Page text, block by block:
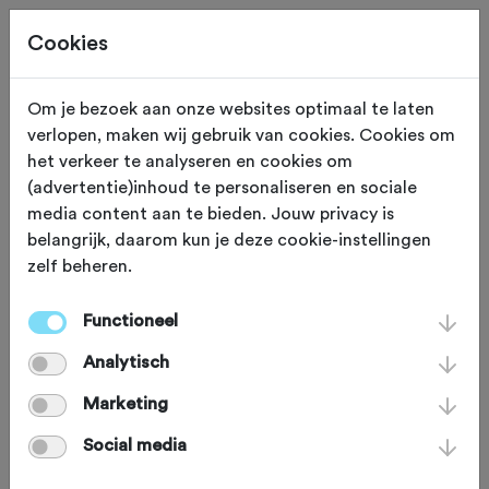
TOERTOCHTEN Gewijzigd op 16 april 2025
Deze 5 tochten mag je
niet missen, van de
Ronde van Nijmegen
en de Classico Ride tot
de Harbour Tour
Cookies
Om je bezoek aan onze websites optimaal te laten
verlopen, maken wij gebruik van cookies. Cookies om
het verkeer te analyseren en cookies om
(advertentie)inhoud te personaliseren en sociale
media content aan te bieden. Jouw privacy is
belangrijk, daarom kun je deze cookie-instellingen
zelf beheren.
Functioneel
Analytisch
Marketing
Social media